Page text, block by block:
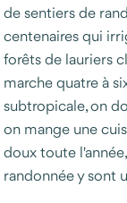
de sentiers de
centenaires qui
forêts de lauriers
marche quatre à
subtropicale, on
on mange une
doux toute
randonnée y sont